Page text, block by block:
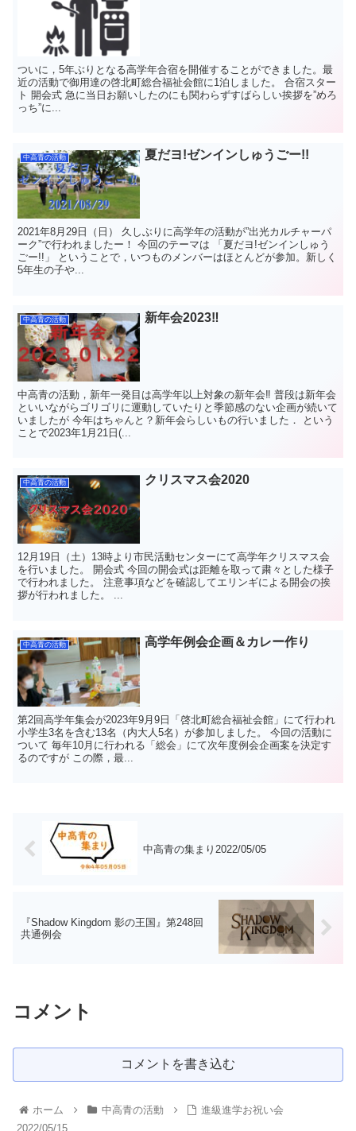
ついに，5年ぶりとなる高学年合宿を開催することができました。最
近の活動で御用達の啓北町総合福祉会館に1泊しました。 合宿スター
ト 開会式 急に当日お願いしたのにも関わらずすばらしい挨拶を”めろ
っち”に...
中高青の活動 夏だヨ!ゼンインしゅうごー!!
2021年8月29日（日） 久しぶりに高学年の活動が”出光カルチャーパ
ーク”で行われましたー！ 今回のテーマは 「夏だヨ!ゼンインしゅう
ごー!!」 ということで，いつものメンバーはほとんどが参加。新しく
5年生の子や...
中高青の活動 新年会2023‼︎
中高青の活動，新年一発目は高学年以上対象の新年会‼︎ 普段は新年会
といいながらゴリゴリに運動していたりと季節感のない企画が続いて
いましたが 今年はちゃんと？新年会らしいもの行いました． という
ことで2023年1月21日(...
中高青の活動 クリスマス会2020
12月19日（土）13時より市民活動センターにて高学年クリスマス会
を行いました。 開会式 今回の開会式は距離を取って粛々とした様子
で行われました。 注意事項などを確認してエリンギによる開会の挨
拶が行われました。 ...
中高青の活動 高学年例会企画＆カレー作り
第2回高学年集会が2023年9月9日「啓北町総合福祉会館」にて行われ
小学生3名を含む13名（内大人5名）が参加しました。 今回の活動に
ついて 毎年10月に行われる「総会」にて次年度例会企画案を決定す
るのですが この際，最...
中高青の集まり2022/05/05
『Shadow Kingdom 影の王国』第248回
共通例会
コメント
コメントを書き込む
ホーム 中高青の活動
進級進学お祝い会
2022/05/15